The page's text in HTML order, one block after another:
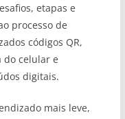
etapas e
processo de
códigos QR,
do celular e
digitais.
mais leve,